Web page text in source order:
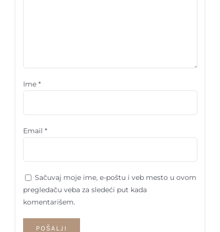
Ime *
Email *
Sačuvaj moje ime, e-poštu i veb mesto u ovom
pregledaču veba za sledeći put kada
komentarišem.